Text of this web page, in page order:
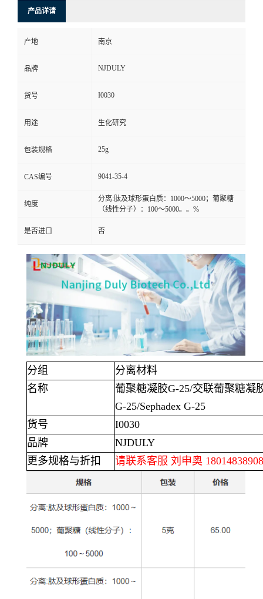
产品详请
产地 南京
品牌 NJDULY
货号 I0030
用途 生化研究
包装规格 25g
CAS编号 9041-35-4
纯度
分离:肽及球形蛋白质：1000～5000；葡聚糖
（线性分子）：100～5000。。%
是否进口 否
分组
分离材料
名称
葡聚糖凝胶G-25/交联葡聚糖凝
G-25/Sephadex G-25
货号
I0030
品牌
NJDULY
更多规格与折扣
请联系客服 刘申奥